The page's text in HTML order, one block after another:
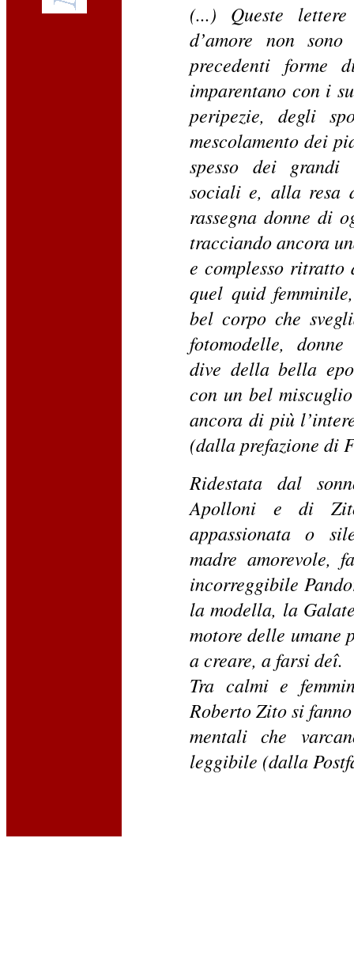
(...) Queste
d’amore non
precedenti forme
imparentano con i
peripezie, degli
mescolamento dei
spesso dei
sociali e, alla resa
rassegna donne di
tracciando ancora
e complesso ritratto
quel quid
bel corpo che
fotomodelle,
dive della bella
con un bel
ancora di più
(dalla prefazione di
Ridestata dal
Apolloni e di
appassionata o
madre amorevole,
incorreggibile
la modella, la
motore delle umane
a creare, a farsi deî.
Tra calmi e
Roberto Zito si
mentali che
leggibile (dalla